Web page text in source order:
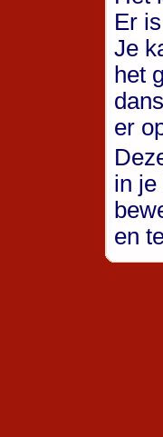
Er
Je
het
er
in je
en